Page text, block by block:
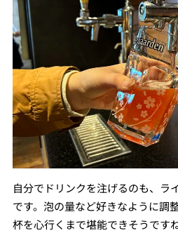
自分でドリンクを注げるのも、ラ
です。泡の量など好きなように調
杯を心行くまで堪能できそうですね